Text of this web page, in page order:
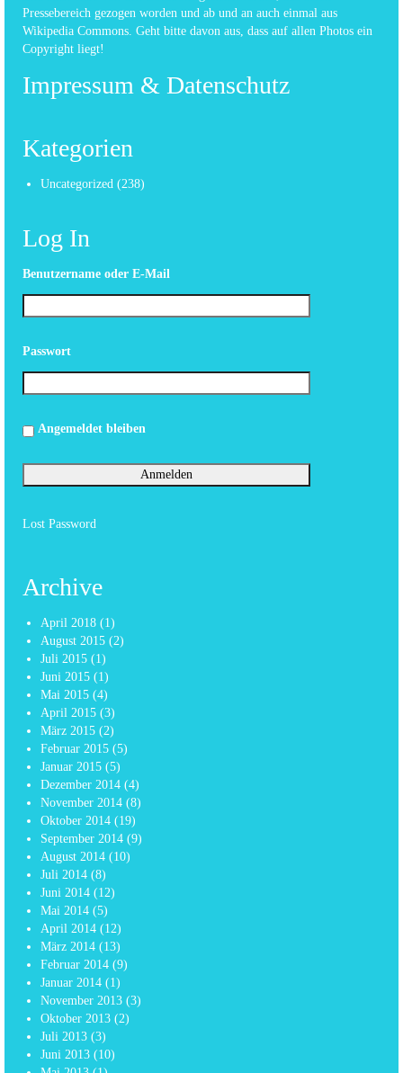
Pressebereich gezogen worden und ab und an auch einmal aus
Wikipedia Commons. Geht bitte davon aus, dass auf allen Photos ein
Copyright liegt!
Impressum & Datenschutz
Kategorien
Uncategorized (238)
Log In
Benutzername oder E-Mail
Passwort
Angemeldet bleiben
Lost Password
Archive
April 2018 (1)
August 2015 (2)
Juli 2015 (1)
Juni 2015 (1)
Mai 2015 (4)
April 2015 (3)
März 2015 (2)
Februar 2015 (5)
Januar 2015 (5)
Dezember 2014 (4)
November 2014 (8)
Oktober 2014 (19)
September 2014 (9)
August 2014 (10)
Juli 2014 (8)
Juni 2014 (12)
Mai 2014 (5)
April 2014 (12)
März 2014 (13)
Februar 2014 (9)
Januar 2014 (1)
November 2013 (3)
Oktober 2013 (2)
Juli 2013 (3)
Juni 2013 (10)